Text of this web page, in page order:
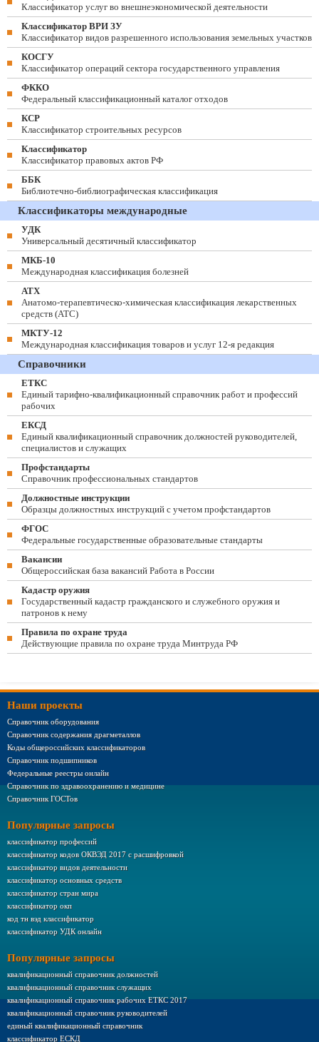
Классификатор услуг во внешнеэкономической деятельности
Классификатор ВРИ ЗУ
Классификатор видов разрешенного использования земельных участков
КОСГУ
Классификатор операций сектора государственного управления
ФККО
Федеральный классификационный каталог отходов
КСР
Классификатор строительных ресурсов
Классификатор
Классификатор правовых актов РФ
ББК
Библиотечно-библиографическая классификация
Классификаторы международные
УДК
Универсальный десятичный классификатор
МКБ-10
Международная классификация болезней
АТХ
Анатомо-терапевтическо-химическая классификация лекарственных
средств (ATC)
МКТУ-12
Международная классификация товаров и услуг 12-я редакция
Справочники
ЕТКС
Единый тарифно-квалификационный справочник работ и профессий
рабочих
ЕКСД
Единый квалификационный справочник должностей руководителей,
специалистов и служащих
Профстандарты
Справочник профессиональных стандартов
Должностные инструкции
Образцы должностных инструкций с учетом профстандартов
ФГОС
Федеральные государственные образовательные стандарты
Вакансии
Общероссийская база вакансий Работа в России
Кадастр оружия
Государственный кадастр гражданского и служебного оружия и
патронов к нему
Правила по охране труда
Действующие правила по охране труда Минтруда РФ
Наши проекты
Справочник оборудования
Справочник содержания драгметаллов
Коды общероссийских классификаторов
Справочник подшипников
Федеральные реестры онлайн
Справочник по здравоохранению и медицине
Справочник ГОСТов
Популярные запросы
классификатор профессий
классификатор кодов ОКВЭД 2017 с расшифровкой
классификатор видов деятельности
классификатор основных средств
классификатор стран мира
классификатор окп
код тн вэд классификатор
классификатор УДК онлайн
Популярные запросы
квалификационный справочник должностей
квалификационный справочник служащих
квалификационный справочник рабочих ЕТКС 2017
квалификационный справочник руководителей
единый квалификационный справочник
классификатор ЕСКД